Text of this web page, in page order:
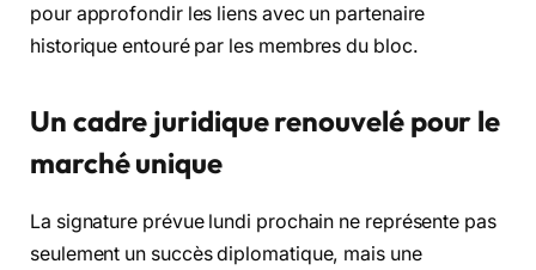
pour approfondir les liens avec un partenaire
historique entouré par les membres du bloc.
Un cadre juridique renouvelé pour le
marché unique
La signature prévue lundi prochain ne représente pas
seulement un succès diplomatique, mais une